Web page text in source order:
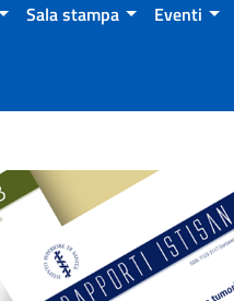
Sala stampa Eventi